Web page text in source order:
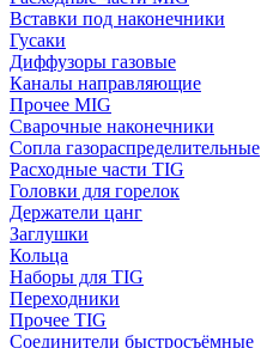
Вставки под наконечники
Гусаки
Диффузоры газовые
Каналы направляющие
Прочее MIG
Сварочные наконечники
Сопла газораспределительные
Расходные части TIG
Головки для горелок
Держатели цанг
Заглушки
Кольца
Наборы для TIG
Переходники
Прочее TIG
Соединители быстросъёмные